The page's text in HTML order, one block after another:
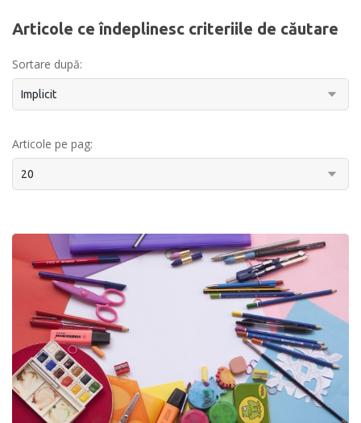
Articole ce îndeplinesc criteriile de căutare
Sortare după:
Articole pe pag: